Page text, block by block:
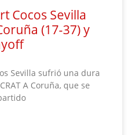
Cocos Sevilla
(17-37) y
Sevilla sufrió una dura
A Coruña, que se